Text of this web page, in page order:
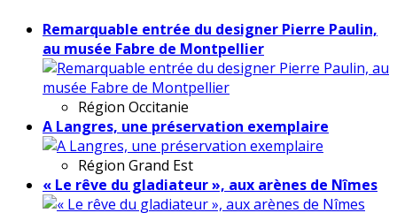
Remarquable entrée du designer Pierre Paulin,
au musée Fabre de Montpellier
Région Occitanie
A Langres, une préservation exemplaire
Région Grand Est
« Le rêve du gladiateur », aux arènes de Nîmes